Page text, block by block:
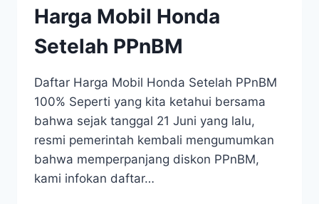
Harga Mobil Honda
Setelah PPnBM
Daftar Harga Mobil Honda Setelah PPnBM
100% Seperti yang kita ketahui bersama
bahwa sejak tanggal 21 Juni yang lalu,
resmi pemerintah kembali mengumumkan
bahwa memperpanjang diskon PPnBM,
kami infokan daftar…